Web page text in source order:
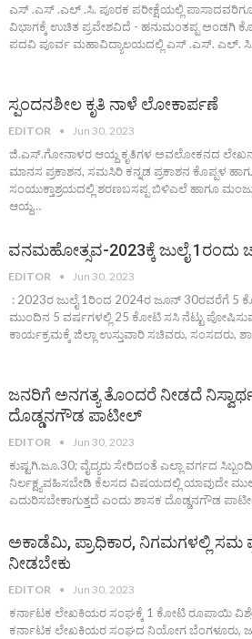
ಎಸ್ .ಎಸ್ .ಎಲ್ .ಸಿ. ಪೂರಕ ಪರೀಕ್ಷೆಯಲ್ಲಿ
ವಿಭಾಗಕ್ಕೆ ಉಚಿತ ಪ್ರವೇಶವಿದೆ - ಹನುಮಂತಪ್ಪ ಅಂಡಗಿ
ಪದವಿ ಪೂರ್ವ ಮಹಾವಿದ್ಯಾಲಯದಲ್ಲಿ ಎಸ್ .ಎಸ್. ಎಲ್.
ಸ್ಪಂದನಶೀಲ ಕೃತಿ ನಾಳೆ ಲೋಕಾರ್ಪಣೆ
EDITOR Jun 30, 2023
ಜಿ.ಎಸ್.ಗೋನಾಳರ ಆಯ್ದ ಕೃತಿಗಳ ಅವಲೋಕನದ
ಮಾನಸ ಪ್ರಕಾಶನ, ಸಮಸಿರಿ ಕನ್ನಡ ಪ್ರಕಾಶನ ಕೊಪ್ಪಳ
ಸಂಯುಕ್ತಾಶ್ರಯದಲ್ಲಿ ಶರಣಬಸಪ್ಪ ಬಿಳಿಎಲೆ ಹಾಗೂ
ಆಯ್ದ…
ವನಮಹೋತ್ಸವ-2023ಕ್ಕೆ ಜುಲೈ 1ರಂದು
EDITOR Jun 30, 2023
: 2023ರ ಜುಲೈ 1ರಿಂದ 2024ರ ಜೂನ್ 30ರವರೆಗೆ 5
ಮುಂದಿನ 5 ವರ್ಷಗಳಲ್ಲಿ 25 ಕೋಟಿ ಸಸಿ ನೆಟ್ಟು
ಕಾರ್ಯಕ್ರಮಕ್ಕೆ ಜಿಲ್ಲಾ ಉಸ್ತುವಾರಿ ಸಚಿವರು, ಸಂಸದರು,
ಜನರಿಗೆ ಅನಗತ್ಯ ತೊಂದರೆ ನೀಡದೆ
ದೊಡ್ಡನಗೌಡ ಪಾಟೀಲ್
EDITOR Jun 30, 2023
ಕುಷ್ಟಗಿ.ಜೂ.30; ವೈದ್ಯರು ಸೇರಿದಂತೆ ಎಲ್ಲಾ ವರ್ಗದ
ನಿರ್ಲಕ್ಷ್ಯವಹಿಸಬೇಡಿ ಕೆಲಸದ ವಿಷಯದಲ್ಲಿ ಯಾವುದೇ
ಎದುರಿಸಬೇಕಾಗುತ್ತದೆ ಎಂದು ಶಾಸಕ ದೊಡ್ಡನಗೌಡ
ಅಕಾಡೆಮಿ, ಪ್ರಾಧಿಕಾರ, ನಿಗಮಗಳಲ್ಲಿ ಸಮ
ನೀಡಬೇಕು
EDITOR Jun 30, 2023
ಕರ್ನಾಟಕ ಲೇಖಕಿಯರ ಸಂಘಕ್ಕೆ 1 ಕೋಟಿ ರೂಪಾಯಿ
ಕರ್ನಾಟಕ ಲೇಖಕಿಯರ ಸಂಘದ ನಿಯೋಗ ಬೆಂಗಳೂರು,